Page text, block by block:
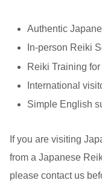
Authentic
In-person Reiki
Reiki Training
International
Simple English
If you are visiting
from a Japanese
please contact us